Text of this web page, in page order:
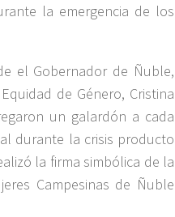
la emergencia de los
el Gobernador de Ñuble,
de Género, Cristina
un galardón a cada
durante la crisis producto
la firma simbólica de la
Campesinas de Ñuble